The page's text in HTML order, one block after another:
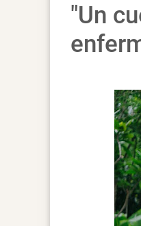
"Un